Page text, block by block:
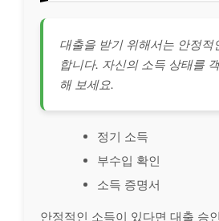
대출을 받기 위해서는 안정적
합니다. 자신의 소득 상태를
해 보세요.
정기 소득
부수입 확인
소득 증명서
안정적인 소득이 있다면 대출 승